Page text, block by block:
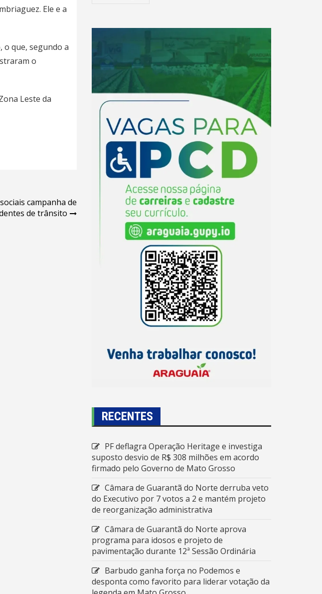
. Ele e a
que, segundo a
o
Leste da
campanha de
de trânsito
RECENTES
PF deflagra Operação Heritage e investiga
suposto desvio de R$ 308 milhões em acordo
firmado pelo Governo de Mato Grosso
Câmara de Guarantã do Norte derruba veto
do Executivo por 7 votos a 2 e mantém projeto
de reorganização administrativa
Câmara de Guarantã do Norte aprova
programa para idosos e projeto de
pavimentação durante 12ª Sessão Ordinária
Barbudo ganha força no Podemos e
desponta como favorito para liderar votação da